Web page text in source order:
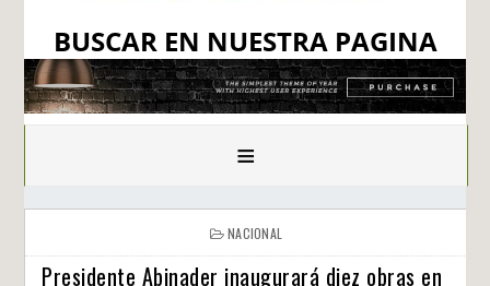
BUSCAR EN NUESTRA PAGINA
≡
NACIONAL
Presidente Abinader inaugurará diez obras en